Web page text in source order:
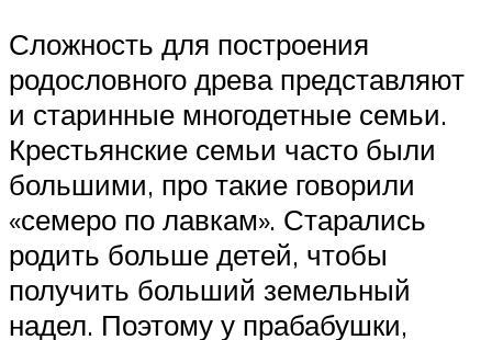
Сложность для построения
родословного древа представляют
и старинные многодетные семьи.
Крестьянские семьи часто были
большими, про такие говорили
«семеро по лавкам». Старались
родить больше детей, чтобы
получить больший земельный
надел. Поэтому у прабабушки,